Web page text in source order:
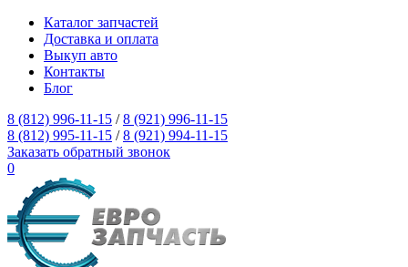
Каталог запчастей
Доставка и оплата
Выкуп авто
Контакты
Блог
8 (812) 996-11-15 /8 (921) 996-11-15
8 (812) 995-11-15 /8 (921) 994-11-15
Заказать обратный звонок
0